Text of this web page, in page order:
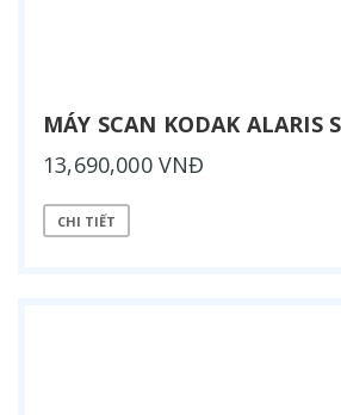
MÁY SCAN KODAK ALARIS
13,690,000 VNĐ
CHI TIẾT